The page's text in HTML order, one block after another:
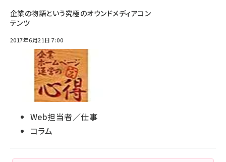
企業の物語という究極のオウンドメディアコン
テンツ
2017年6月21日 7:00
Web担当者／仕事
コラム